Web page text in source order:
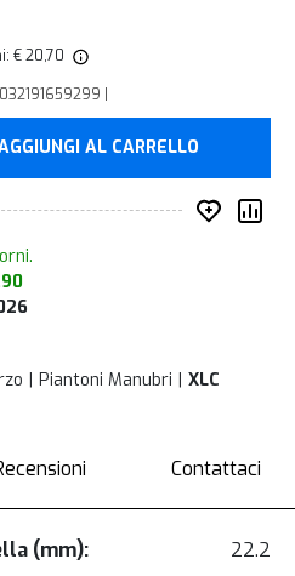
€ 20,70
|
AL CARRELLO
Piantoni Manubri XLC
Contattaci
(mm): 22.2